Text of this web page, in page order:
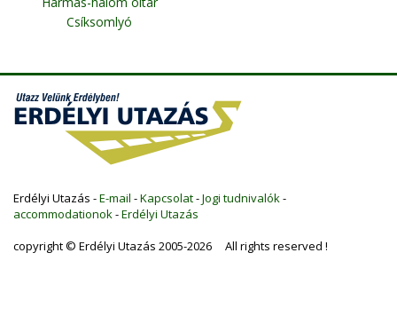
Csíksomlyó
Erdélyi Utazás -E-mail -Kapcsolat-Jogi tudnivalók-
accommodationok-Erdélyi Utazás
copyright © Erdélyi Utazás 2005-2026 All rights reserved !